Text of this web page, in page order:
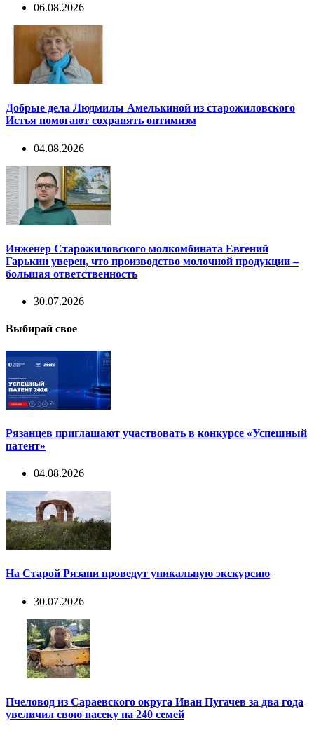
06.08.2026
Добрые дела Людмилы Амелькиной из старожиловского
Истья помогают сохранять оптимизм
04.08.2026
Инженер Старожиловского молкомбината Евгений
Гарькин уверен, что производство молочной продукции –
большая ответственность
30.07.2026
Выбирай свое
Рязанцев приглашают участвовать в конкурсе «Успешный
патент»
04.08.2026
На Старой Рязани проведут уникальную экскурсию
30.07.2026
Пчеловод из Сараевского округа Иван Пугачев за два года
увеличил свою пасеку на 240 семей